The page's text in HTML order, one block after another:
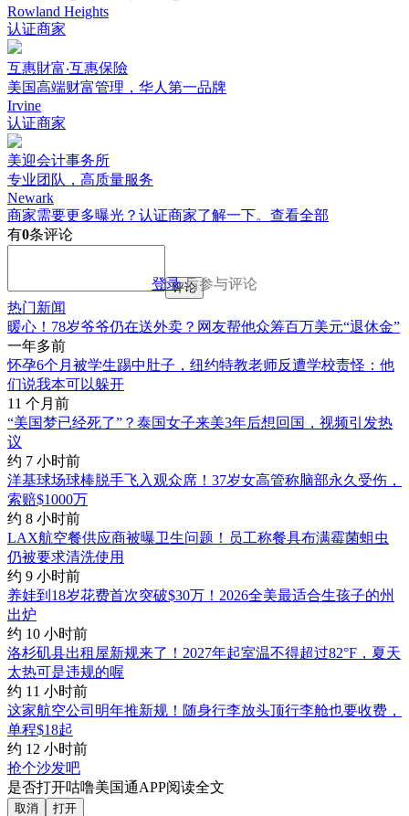
Rowland Heights
认证商家
互惠財富‧互惠保險
美国高端财富管理，华人第一品牌
Irvine
认证商家
美迎会计事务所
专业团队，高质量服务
Newark
商家需要更多曝光？认证商家了解一下。 查看全部
有0条评论
登录后参与评论
评论
热门新闻
暖心！78岁爷爷仍在送外卖？网友帮他众筹百万美元“退休金”
一年多前
怀孕6个月被学生踢中肚子，纽约特教老师反遭学校责怪：他
们说我本可以躲开
11 个月前
“美国梦已经死了”？泰国女子来美3年后想回国，视频引发热
议
约 7 小时前
洋基球场球棒脱手飞入观众席！37岁女高管称脑部永久受伤，
索赔$1000万
约 8 小时前
LAX航空餐供应商被曝卫生问题！员工称餐具布满霉菌蛆虫
仍被要求清洗使用
约 9 小时前
养娃到18岁花费首次突破$30万！2026全美最适合生孩子的州
出炉
约 10 小时前
洛杉矶县出租屋新规来了！2027年起室温不得超过82°F，夏天
太热可是违规的喔
约 11 小时前
这家航空公司明年推新规！随身行李放头顶行李舱也要收费，
单程$18起
约 12 小时前
抢个沙发吧
是否打开咕噜美国通APP阅读全文
取消 打开